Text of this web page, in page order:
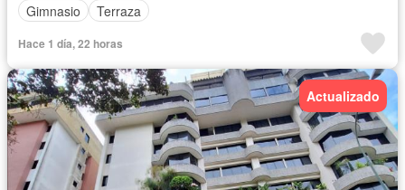
Gimnasio
Terraza
Hace 1 día, 22 horas
Actualizado